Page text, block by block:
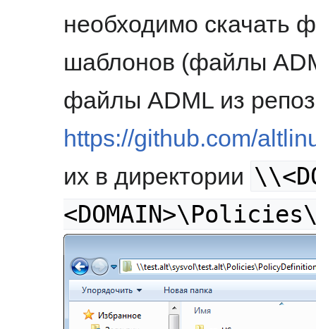
необходимо скачать
шаблонов (файлы
файлы ADML из
https://github.com/
их в директории